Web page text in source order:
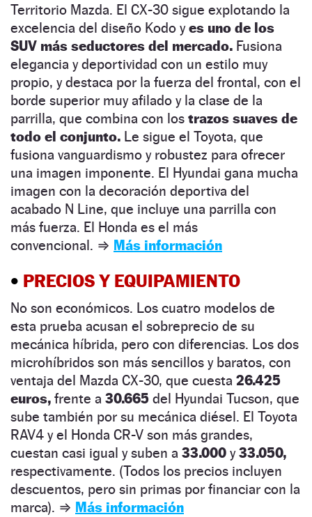
Territorio Mazda. El CX-30 sigue explotando la
excelencia del diseño Kodo yes uno de los
SUV más seductores del mercado. Fusiona
elegancia y deportividad con un estilo muy
propio, y destaca por la fuerza del frontal, con el
borde superior muy afilado y la clase de la
parrilla, que combina con los trazos suaves de
todo el conjunto. Le sigue el Toyota, que
fusiona vanguardismo y robustez para ofrecer
una imagen imponente. El Hyundai gana mucha
imagen con la decoración deportiva del
acabado N Line, que incluye una parrilla con
más fuerza. El Honda es el más
convencional. ⇒ Más información
• PRECIOS Y EQUIPAMIENTO
No son económicos. Los cuatro modelos de
esta prueba acusan el sobreprecio de su
mecánica híbrida, pero con diferencias. Los dos
microhíbridos son más sencillos y baratos, con
ventaja del Mazda CX-30, que cuesta 26.425
euros, frente a 30.665 del Hyundai Tucson, que
sube también por su mecánica diésel. El Toyota
RAV4 y el Honda CR-V son más grandes,
cuestan casi igual y suben a 33.000 y33.050,
respectivamente. (Todos los precios incluyen
descuentos, pero sin primas por financiar con la
marca). ⇒ Más información